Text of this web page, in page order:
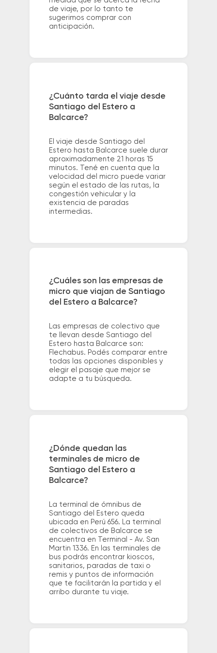
de viaje, por lo tanto te
sugerimos comprar con
anticipación.
¿Cuánto tarda el viaje desde
Santiago del Estero a
Balcarce?
El viaje desde Santiago del
Estero hasta Balcarce suele durar
aproximadamente 21 horas 15
minutos. Tené en cuenta que la
velocidad del micro puede variar
según el estado de las rutas, la
congestión vehicular y la
existencia de paradas
intermedias.
¿Cuáles son las empresas de
micro que viajan de Santiago
del Estero a Balcarce?
Las empresas de colectivo que
te llevan desde Santiago del
Estero hasta Balcarce son:
Flechabus. Podés comparar entre
todas las opciones disponibles y
elegir el pasaje que mejor se
adapte a tu búsqueda.
¿Dónde quedan las
terminales de micro de
Santiago del Estero a
Balcarce?
La terminal de ómnibus de
Santiago del Estero queda
ubicada en Perú 656. La terminal
de colectivos de Balcarce se
encuentra en Terminal - Av. San
Martin 1336. En las terminales de
bus podrás encontrar kioscos,
sanitarios, paradas de taxi o
remis y puntos de información
que te facilitarán la partida y el
arribo durante tu viaje.